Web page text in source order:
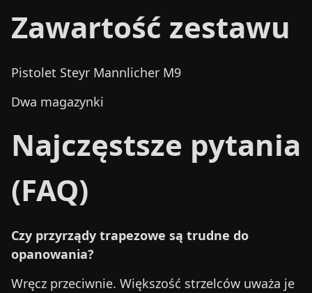
Zawartość zestawu
Pistolet Steyr Mannlicher M9
Dwa magazynki
Najczęstsze pytania
(FAQ)
Czy przyrządy trapezowe są trudne do
opanowania?
Wręcz przeciwnie. Większość strzelców uważa je